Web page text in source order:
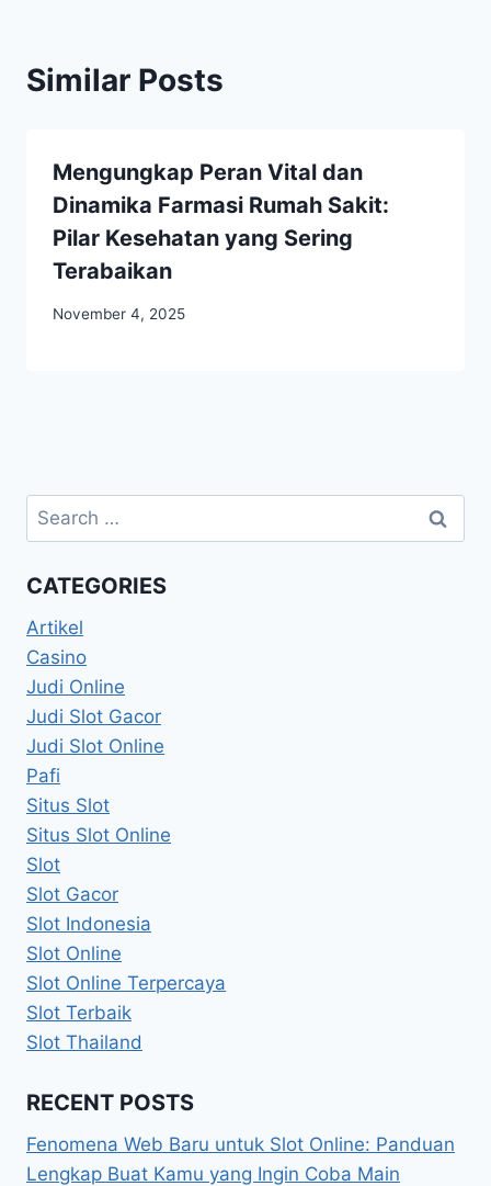
Similar Posts
Mengungkap Peran Vital dan
Dinamika Farmasi Rumah Sakit:
Pilar Kesehatan yang Sering
Terabaikan
November 4, 2025
Search
for:
CATEGORIES
Artikel
Casino
Judi Online
Judi Slot Gacor
Judi Slot Online
Pafi
Situs Slot
Situs Slot Online
Slot
Slot Gacor
Slot Indonesia
Slot Online
Slot Online Terpercaya
Slot Terbaik
Slot Thailand
RECENT POSTS
Fenomena Web Baru untuk Slot Online: Panduan
Lengkap Buat Kamu yang Ingin Coba Main